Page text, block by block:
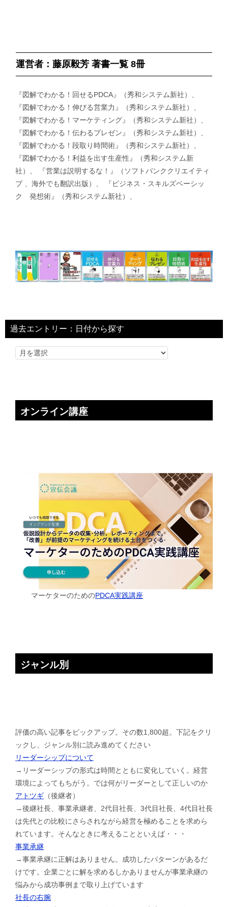
運営者：藤原毅芳 著書一覧 8冊
『図解でわかる！回せるPDCA』（秀和システム新社）、
『図解でわかる！伸びる営業力』（秀和システム新社）、
『図解でわかる！マーケティング』（秀和システム新社）、
『図解でわかる！伝わるプレゼン』（秀和システム新社）、
『図解でわかる！段取り時間術』（秀和システム新社）、
『図解でわかる！利益を出す生産性』（秀和システム新
社）、 『営業は説明するな！』（ソフトバンククリエイティ
ブ 、海外でも翻訳出版）、 『ビジネス・スキルズベーシッ
ク 発想術』（秀和システム新社）、
過去エントリー：日付から探す
オンライン講座
マーケターのためのPDCA実践講座
ジャンル別
評価の高い記事をピックアップ。その数1,800超。下記をクリ
ックし、ジャンル別に読み進めてください
リーダーシップについて
→リーダーシップの形式は時間とともに変化していく。経営
環境によってもちがう。では何がリーダーとして正しいのか
アトツギ （後継者）
→後継社長、事業承継者、2代目社長、3代目社長、4代目社長
は先代との比較にさらされながら経営を極めることを求めら
れています。そんなときに考えることといえば・・・
事業承継
→事業承継に正解はありません。成功したパターンがあるだ
けです。企業ごとに解を求めるしかありませんが事業承継の
悩みから成功事例まで取り上げています
社長の右腕